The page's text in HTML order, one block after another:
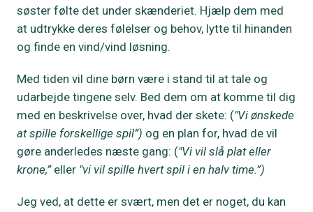
søster følte det under skænderiet. Hjælp dem med
at udtrykke deres følelser og behov, lytte til hinanden
og finde en vind/vind løsning.
Med tiden vil dine børn være i stand til at tale og
udarbejde tingene selv. Bed dem om at komme til dig
med en beskrivelse over, hvad der skete: ("Vi ønskede
at spille forskellige spil”) og en plan for, hvad de vil
gøre anderledes næste gang: ("Vi vil slå plat eller
krone,” eller "vi vil spille hvert spil i en halv time.”)
Jeg ved, at dette er svært, men det er noget, du kan